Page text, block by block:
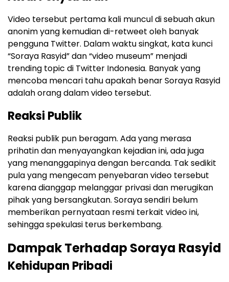
Video tersebut pertama kali muncul di sebuah akun
anonim yang kemudian di-retweet oleh banyak
pengguna Twitter. Dalam waktu singkat, kata kunci
“Soraya Rasyid” dan “video museum” menjadi
trending topic di Twitter Indonesia. Banyak yang
mencoba mencari tahu apakah benar Soraya Rasyid
adalah orang dalam video tersebut.
Reaksi Publik
Reaksi publik pun beragam. Ada yang merasa
prihatin dan menyayangkan kejadian ini, ada juga
yang menanggapinya dengan bercanda. Tak sedikit
pula yang mengecam penyebaran video tersebut
karena dianggap melanggar privasi dan merugikan
pihak yang bersangkutan. Soraya sendiri belum
memberikan pernyataan resmi terkait video ini,
sehingga spekulasi terus berkembang.
Dampak Terhadap Soraya Rasyid
Kehidupan Pribadi